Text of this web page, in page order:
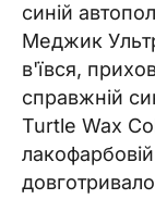
синій
Меджик
в'ївся,
справжній
Turtle Wax